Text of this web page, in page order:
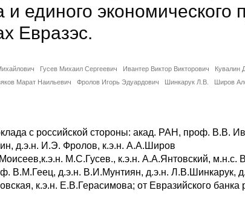
и единого экономического
Евразэс.
Гусев Михаил Сергеевич Ивантер Виктор Викторович Кувалин
Марат Наильевич Фролов Игорь Эдуардович Шинкарук Л.В. Широв
с российской стороны: акад. РАН, проф. В.В.
д.э.н. И.Э. Фролов, к.э.н. А.А.Широв
М.С.Гусев., к.э.н. А.А.Янтовский, м.н.с.
В.М.Геец, д.э.н. В.И.Мунтиян, д.э.н. Л.В.Шинкарук,
к.э.н. Е.В.Герасимова; от Евразийского